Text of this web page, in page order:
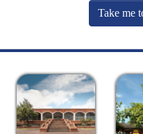
Take me